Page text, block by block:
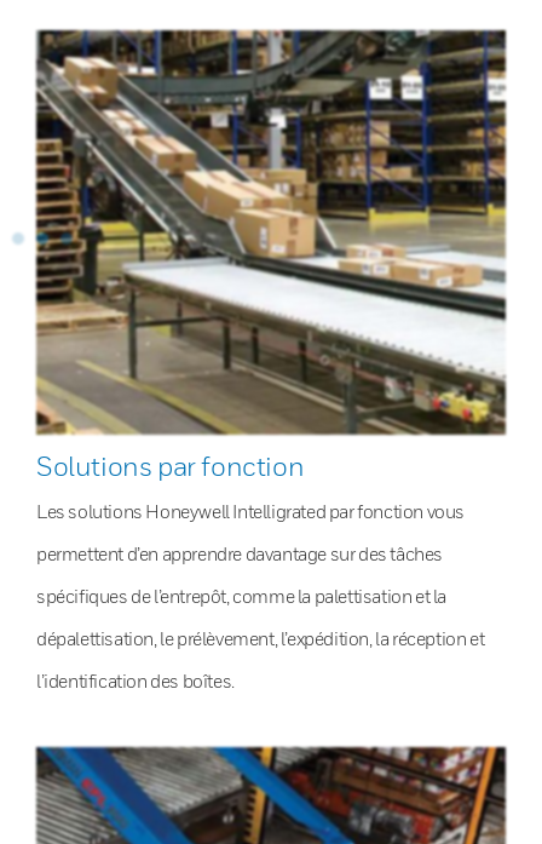
Solutions par fonction
Les solutions Honeywell Intelligrated par fonction vous
permettent d’en apprendre davantage sur des tâches
spécifiques de l’entrepôt, comme la palettisation et la
dépalettisation, le prélèvement, l’expédition, la réception et
l’identification des boîtes.